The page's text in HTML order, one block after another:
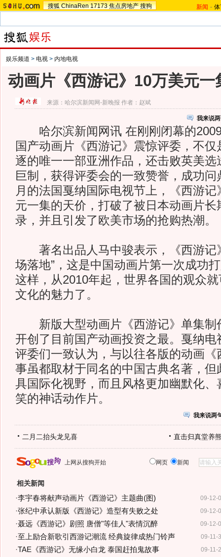
搜狐 ChinaRen 17173 焦点房地产 搜狗 新闻 -
娱乐频道 > 电视 > 内地电视
动画片《西游记》10万美元一
来源： 哈尔滨新闻网-新晚报 作者：赵斌
我来说
哈尔滨新闻网讯 在刚刚闭幕的2009
国产动画片《西游记》震惊评委，不
逐的唯一一部亚洲作品，还击败英美选
巨制，获得评委会的一致赞誉，成功
月的法国戛纳国际电视节上，《西游
元一集的天价，打破了被日本动画片长
录，并且引发了欧美市场的抢购热潮。
著名出品人马中骏表示，《西游记
场落地”，这是中国动画片第一次成功
这样，从2010年起，世界各国的观众
文化的魅力了。
新版大型动画片《西游记》单集制
开创了目前国产动画投资之最。戛纳电
评委们一致认为，与以往各版的动画《
事虽都取材于同名的中国古典名著，但
具国际化视野，而且风格更加幽默化、
笑的神话动作片。
我来说两
二月二抬头龙见喜 直击归真堂养
上网从搜狗开始 网页 新闻
相关新闻
09-12-
·李宇春将献声动画片《西游记》主题曲(图)
09-12-
·张纪中承认新版《西游记》造型有失败之处
09-12-
·聂远《西游记》剧照 唐僧"等佳人"表情沉醉
09-11-
·至上励合新歌引西游记潮流 经典旋律成热门铃声
09-11-
·TAE《西游记》无缘小白龙 泰国赶拍鬼故事